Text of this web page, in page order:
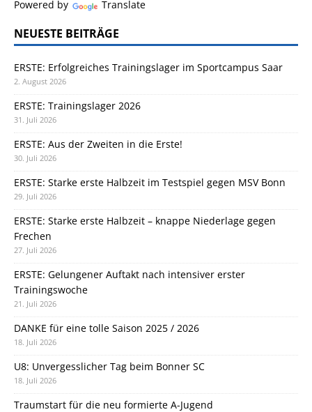
Powered by Translate
NEUESTE BEITRÄGE
ERSTE: Erfolgreiches Trainingslager im Sportcampus Saar
2. August 2026
ERSTE: Trainingslager 2026
31. Juli 2026
ERSTE: Aus der Zweiten in die Erste!
30. Juli 2026
ERSTE: Starke erste Halbzeit im Testspiel gegen MSV Bonn
29. Juli 2026
ERSTE: Starke erste Halbzeit – knappe Niederlage gegen
Frechen
27. Juli 2026
ERSTE: Gelungener Auftakt nach intensiver erster
Trainingswoche
21. Juli 2026
DANKE für eine tolle Saison 2025 / 2026
18. Juli 2026
U8: Unvergesslicher Tag beim Bonner SC
18. Juli 2026
Traumstart für die neu formierte A-Jugend